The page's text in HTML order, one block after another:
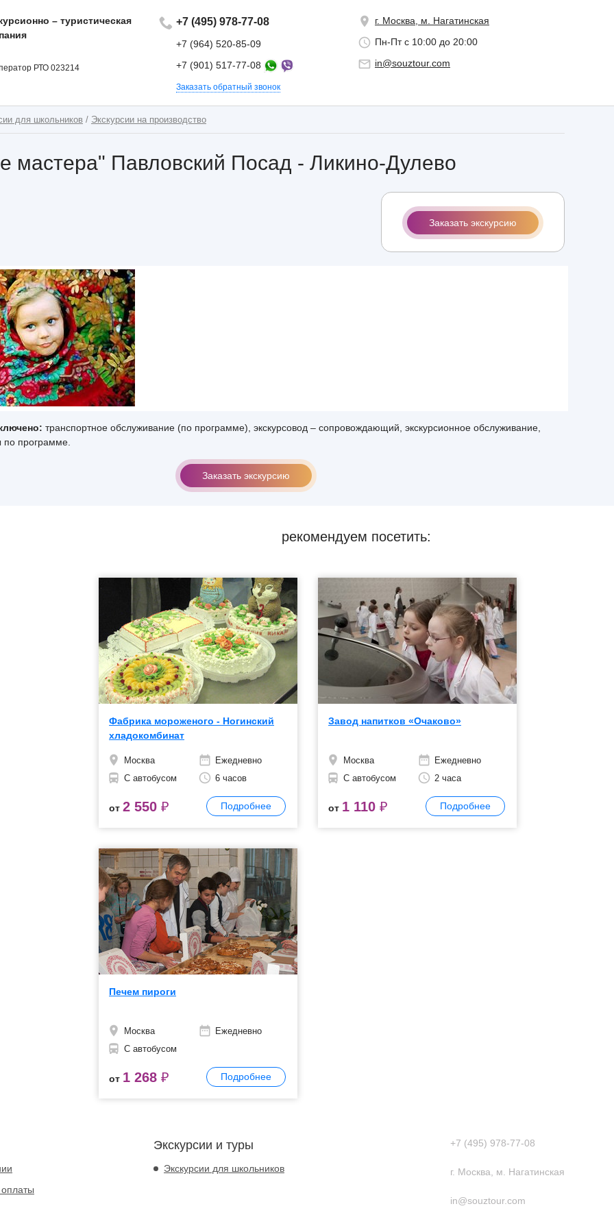
– туристическая
РТО 023214
+7 (495) 978-77-08
+7 (964) 520-85-09
+7 (901) 517-77-08
Заказать обратный звонок
г. Москва, м. Нагатинская
Пн-Пт с 10:00 до 20:00
in@souztour.com
для школьников / Экскурсии на производство
мастера" Павловский Посад - Ликино-Дулево
Заказать экскурсию
транспортное обслуживание (по программе), экскурсовод – сопровождающий, экскурсионное обслуживание,
по программе.
Заказать экскурсию
рекомендуем посетить:
Фабрика мороженого - Ногинский
хладокомбинат
Москва
Ежедневно
С автобусом
6 часов
Подробнее
от 2 550 ₽
Завод напитков «Очаково»
Москва
Ежедневно
С автобусом
2 часа
Подробнее
от 1 110 ₽
Печем пироги
Москва
Ежедневно
С автобусом
Подробнее
от 1 268 ₽
Экскурсии и туры
Экскурсии для школьников
+7 (495) 978-77-08
г. Москва, м. Нагатинская
in@souztour.com